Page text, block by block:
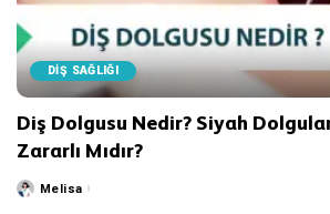
DİŞ SAĞLIĞI
Diş Dolgusu Nedir? Siyah
Zararlı Mıdır?
PostedMelisa